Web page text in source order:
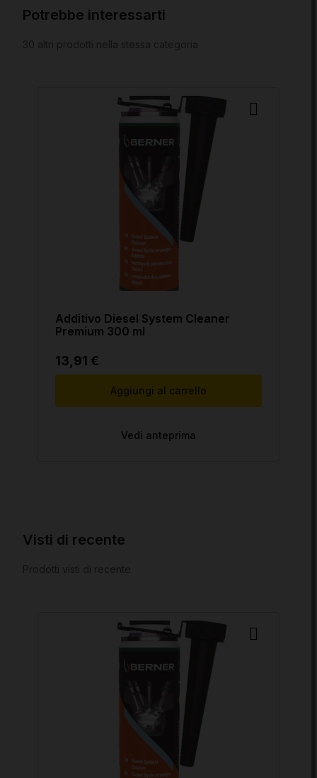
Potrebbe interessarti
Additivo Diesel System Cleaner
Premium 300 ml
13,91 €
Aggiungi al carrello
Vedi anteprima
Visti di recente